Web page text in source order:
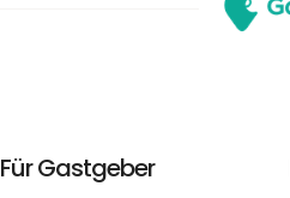
Für Gastgeber